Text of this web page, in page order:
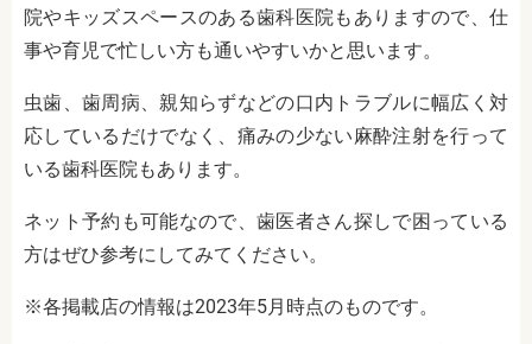
院やキッズスペースのある歯科医院もありますので、仕
事や育児で忙しい方も通いやすいかと思います。
虫歯、歯周病、親知らずなどの口内トラブルに幅広く対
応しているだけでなく、痛みの少ない麻酔注射を行って
いる歯科医院もあります。
ネット予約も可能なので、歯医者さん探しで困っている
方はぜひ参考にしてみてください。
※各掲載店の情報は2023年5月時点のものです。